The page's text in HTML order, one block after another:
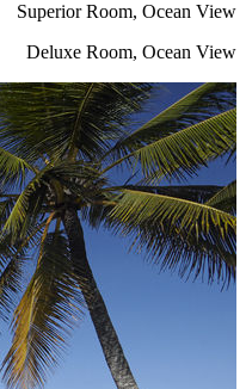
Superior Room, Ocean View
Deluxe Room, Ocean View